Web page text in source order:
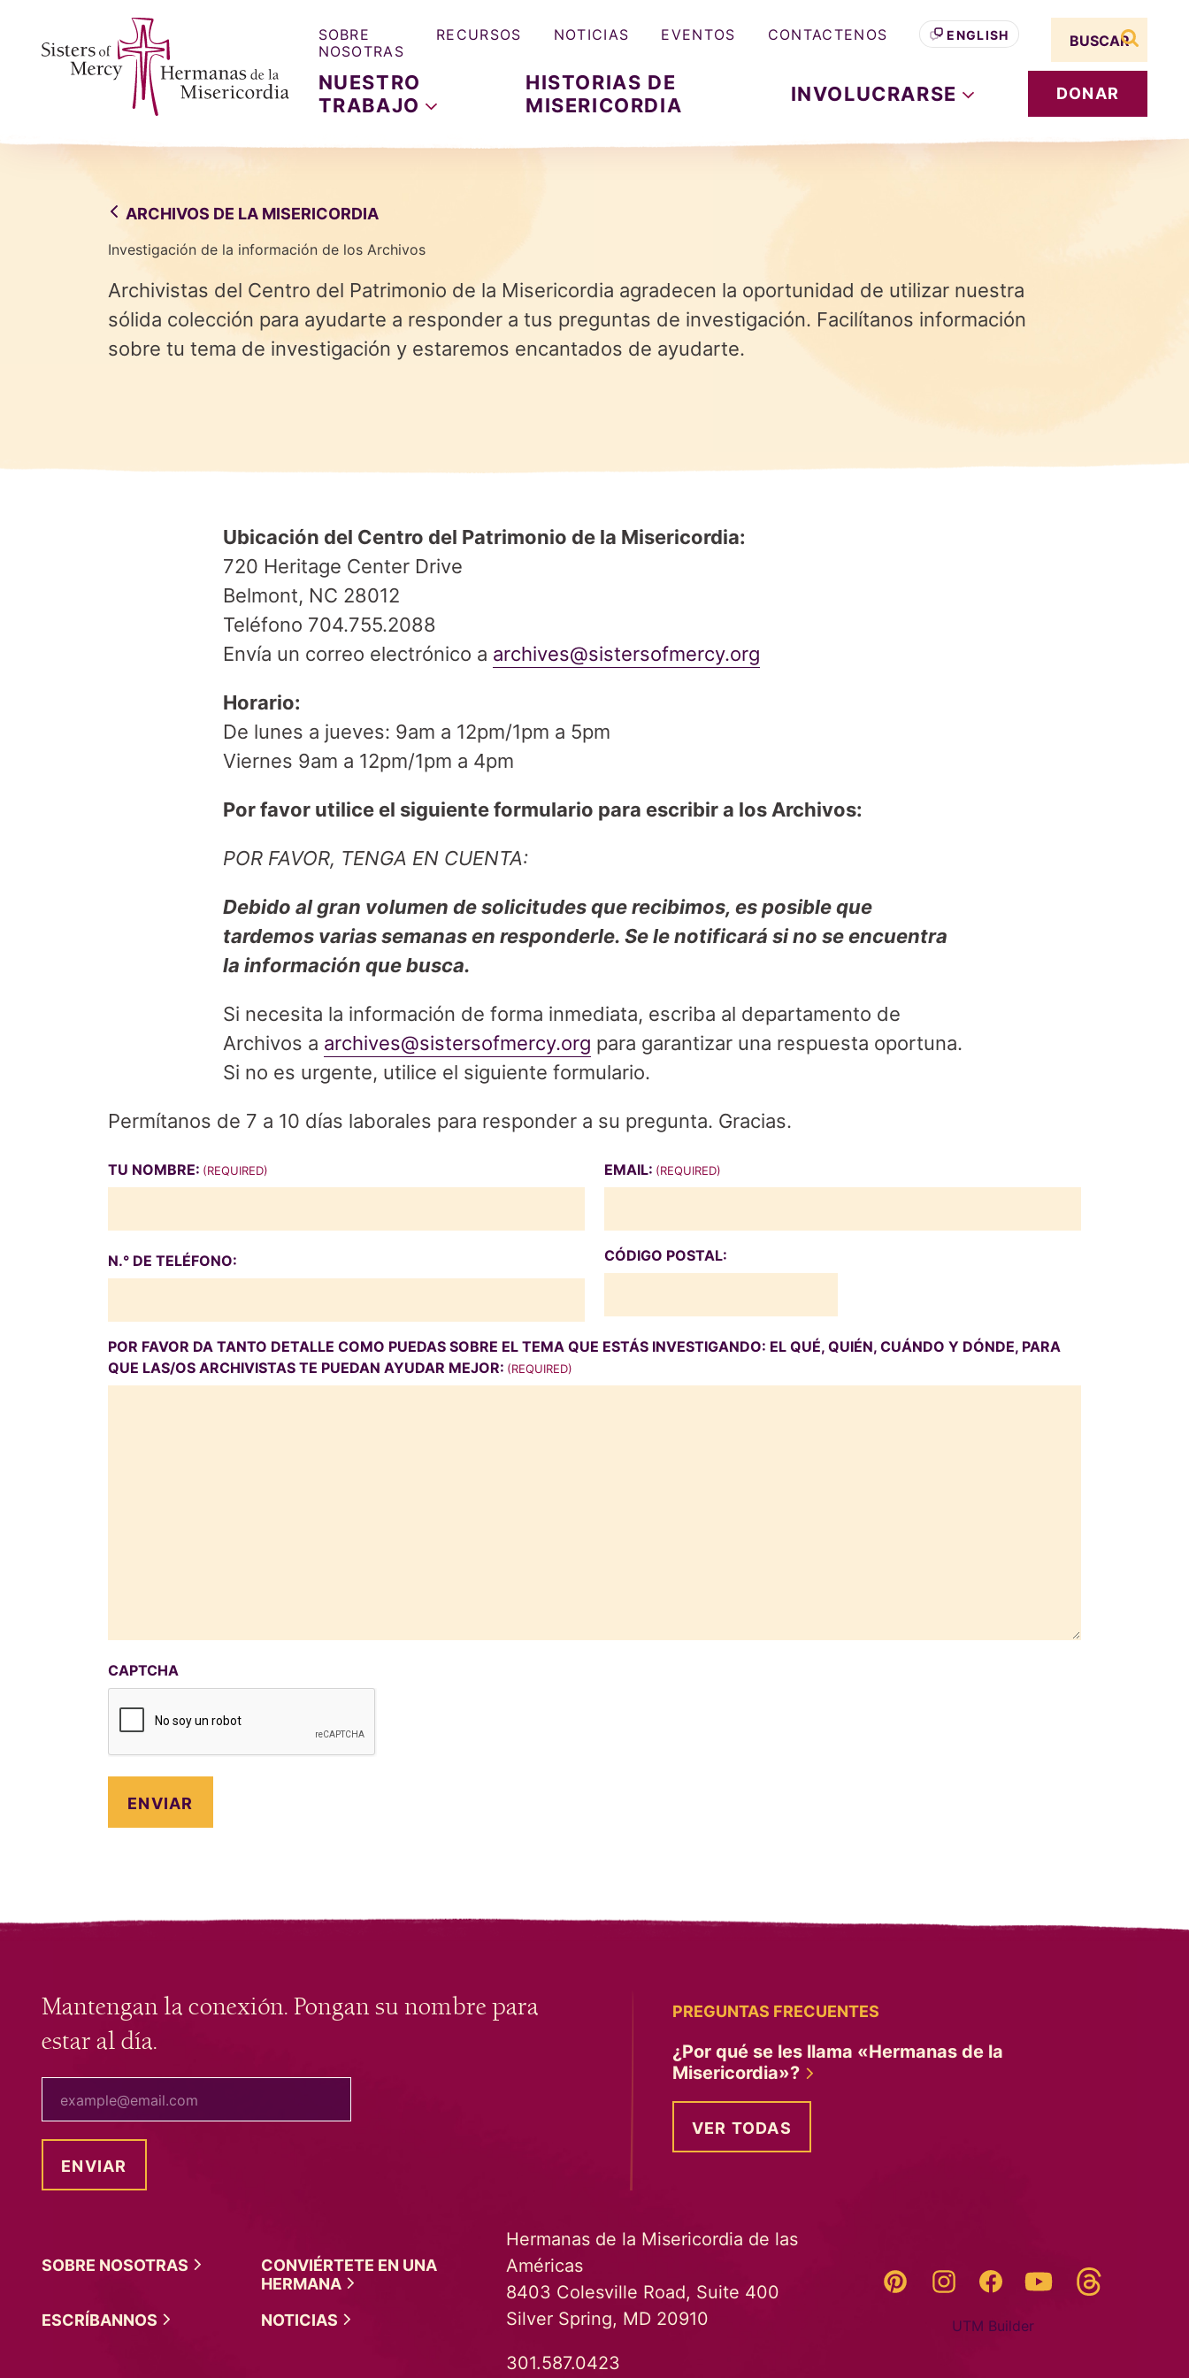
NUESTRO
TRABAJO
HISTORIAS DE
MISERICORDIA
INVOLUCRARSE DONAR
SOBRE
NOSOTRAS
RECURSOS NOTICIAS EVENTOS CONTACTENOS ENGLISH
Search term
buscar
ARCHIVOS DE LA MISERICORDIA
Investigación de la información de los Archivos
Archivistas del Centro del Patrimonio de la Misericordia agradecen la oportunidad de utilizar nuestra
sólida colección para ayudarte a responder a tus preguntas de investigación. Facilítanos información
sobre tu tema de investigación y estaremos encantados de ayudarte.
Ubicación del Centro del Patrimonio de la Misericordia:
720 Heritage Center Drive
Belmont, NC 28012
Teléfono 704.755.2088
Envía un correo electrónico a archives@sistersofmercy.org
Horario:
De lunes a jueves: 9am a 12pm/1pm a 5pm
Viernes 9am a 12pm/1pm a 4pm
Por favor utilice el siguiente formulario para escribir a los Archivos:
POR FAVOR, TENGA EN CUENTA:
Debido al gran volumen de solicitudes que recibimos, es posible que
tardemos varias semanas en responderle. Se le notificará si no se encuentra
la información que busca.
Si necesita la información de forma inmediata, escriba al departamento de
Archivos a archives@sistersofmercy.org para garantizar una respuesta oportuna.
Si no es urgente, utilice el siguiente formulario.
Permítanos de 7 a 10 días laborales para responder a su pregunta. Gracias.
TU NOMBRE: (REQUIRED) EMAIL: (REQUIRED)
N.° DE TELÉFONO: CÓDIGO POSTAL:
CODE
POR FAVOR DA TANTO DETALLE COMO PUEDAS SOBRE EL TEMA QUE ESTÁS INVESTIGANDO: EL QUÉ, QUIÉN, CUÁNDO Y DÓNDE, PARA
QUE LAS/OS ARCHIVISTAS TE PUEDAN AYUDAR MEJOR: (REQUIRED)
CAPTCHA
Mantengan la conexión. Pongan su nombre para
estar al día.
PREGUNTAS FRECUENTES
¿Por qué se les llama «Hermanas de la
Misericordia»?
VER TODAS
SOBRE NOSOTRAS
CONVIÉRTETE EN UNA
HERMANA
ESCRÍBANNOS
NOTICIAS
Hermanas de la Misericordia de las
Américas
8403 Colesville Road, Suite 400
Silver Spring, MD 20910
301.587.0423
Pinterest InstagramFacebookYouTube
UTM Builder